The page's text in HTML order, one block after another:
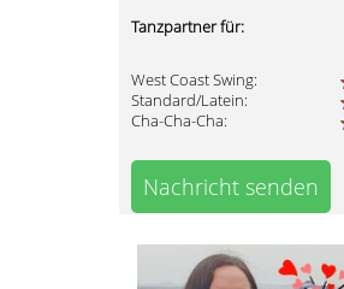
Tanzpartner für:
West Coast Swing:
Standard/Latein:
Cha-Cha-Cha:
Nachricht senden